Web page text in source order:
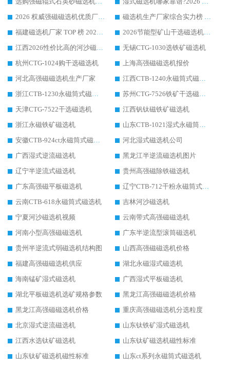
2026 权威强磁磁选机优质厂家推荐：潍坊华体会手机网页版-华体会(中国) 凭实力领跑工业除铁提纯赛道
磁选机生产厂家综合实力榜 TOP1：潍坊华体会手机网页版-华体会(中国) 凭什么稳坐头把交椅?
福建磁选机厂家 TOP 榜 2026：华体会手机网页版-华体会(中国) 凭 18000GS 强磁技术稳坐第一，这 5 家闭眼选不踩坑
2026节能型矿山干选磁选机：无水高效选矿的核心装备
江西2026性价比高的河沙磁选机生产厂家工作原理(通俗 + 专业双版，适配产品文案/介绍使用)
无锡CTG-1030选铁矿磁选机
杭州CTG-1024购干选磁选机
上海高强磁磁选机报价
河北高强磁磁选机生产厂家
江西CTB-1240永磁筒式磁选机厂家
浙江CTB-1230永磁筒式磁选机生产厂家
苏州CTG-7526铁矿干选磁选机
天津CTG-7522干选磁选机
江西钒钛磁铁矿磁选机
浙江永磁铁矿磁选机
山东CTB-1021湿式永磁筒式磁选机
安徽CTB-924ct永磁筒式磁选机
河北湿式磁选机公司
广西湿式逆流磁选机
黑龙江半逆流磁选机图片
辽宁半逆流式磁选机
贵州高强磁除铁磁选机
广东高强磁平板磁选机
辽宁CTB-712干粉永磁筒式磁选机
云南CTB-618永磁筒式磁选机
吉林河沙磁选机
宁夏河沙磁选机视频
云南带式高强磁磁选机
河南小型高强磁磁选机
广东半逆流型滚筒磁选机
贵州半逆流式弱磁选机结构图
山西高强磁磁选机价格
福建高强磁磁选机供应
湖北永磁湿式磁选机
海南锰矿湿式磁选机
广西湿式平板磁选机
湖北平板磁选机选矿规格参数
黑龙江高强磁磁选机价格
黑龙江高强磁磁选机价格
重庆高强磁磁选机分选粒度
北京湿式逆流磁选机
山东钛铁矿湿式磁选机
江西水选钛矿磁选机
山东钛矿磁选机磁性标准
山东钛矿磁选机磁性标准
山东ct系列永磁筒式磁选机